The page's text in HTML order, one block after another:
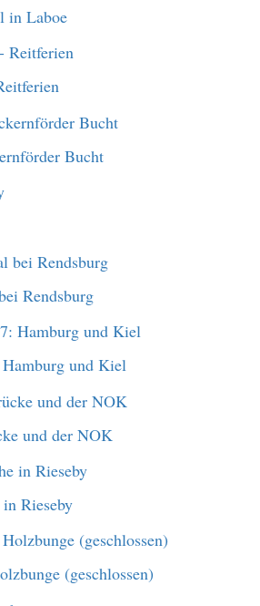
in Laboe
Bucht
Rendsburg
und Kiel
und der NOK
Rieseby
(geschlossen)